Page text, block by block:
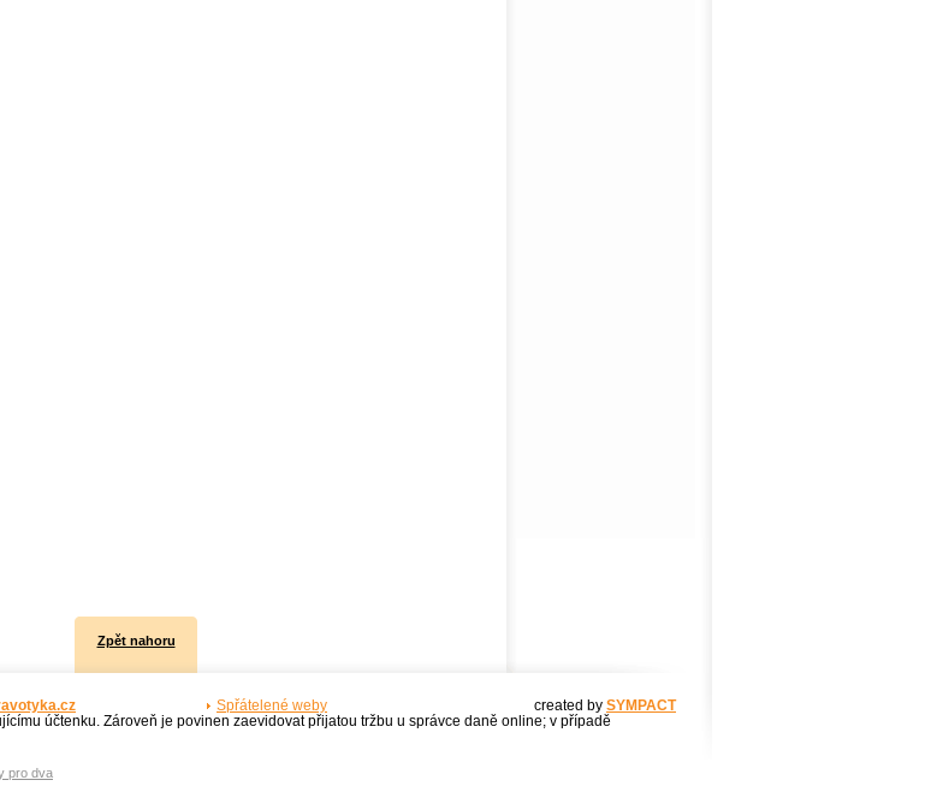
Zpět nahoru
created by SYMPACT
účtenku. Zároveň je povinen zaevidovat přijatou tržbu u správce daně online; v případě
Spřátelené weby
pro dva